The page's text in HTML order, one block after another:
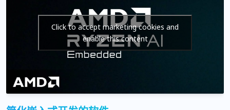
Click to accept marketing cookies and
enable this content